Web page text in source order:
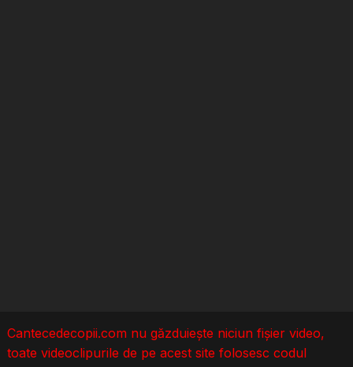
Cantecedecopii.com nu găzduieşte niciun fișier video,
toate videoclipurile de pe acest site folosesc codul